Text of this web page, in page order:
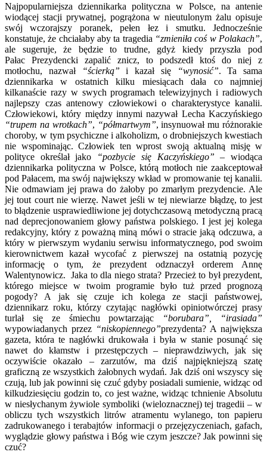
Najpopularniejsza dziennikarka polityczna w Polsce, na antenie
wiodącej stacji prywatnej, pogrążona w nieutulonym żalu opisuje
swój wczorajszy poranek, pełen łez i smutku. Jednocześnie
konstatuje, że chciałaby aby ta tragedia “zmieniła coś w Polakach”,
ale sugeruje, że będzie to trudne, gdyż kiedy przyszła pod
Pałac Prezydencki zapalić znicz, to podszedł ktoś do niej z
motłochu, nazwał
“ścierką” i kazał się “wynosić”. Ta sama
dziennikarka w ostatnich kilku miesiącach dała co najmniej
kilkanaście razy w swych programach telewizyjnych i radiowych
najlepszy czas antenowy człowiekowi o charakterystyce kanalii.
Człowiekowi, który między innymi nazywał Lecha Kaczyńskiego
“trupem na wrotkach”, “półmartwym”, insynuował mu różnorakie
choroby, w tym psychiczne i alkoholizm, o drobniejszych kwestiach
nie wspominając. Człowiek ten wprost swoją aktualną misję w
polityce określał jako
“pozbycie się Kaczyńskiego” – wiodąca
dziennikarka polityczna w Polsce, którą motłoch nie zaakceptował
pod Pałacem, ma swój największy wkład w promowanie tej kanalii.
Nie odmawiam jej prawa do żałoby po zmarłym prezydencie. Ale
jej tout court nie wierzę. Nawet jeśli w tej niewiarze błądzę, to jest
to błądzenie usprawiedliwione jej dotychczasową metodyczną pracą
nad deprecjonowaniem głowy państwa polskiego. I jest jej kolega
redakcyjny, który z poważną miną mówi o stracie jaką odczuwa, a
który w pierwszym wydaniu serwisu informatycznego, pod swoim
kierownictwem kazał wycofać z pierwszej na ostatnią pozycję
informację o tym, że prezydent odznaczył orderem Annę
Walentynowicz. Jaka to dla niego strata? Przecież to był prezydent,
którego miejsce w twoim programie było tuż przed prognozą
pogody? A jak się czuje ich kolega ze stacji państwowej,
dziennikarz roku, którzy czytając nagłówki opiniotwórczej prasy
turlał się ze śmiechu powtarzając
“borubara”, “irasiada”
wypowiadanych przez “niskopiennego”prezydenta? A największa
gazeta, która te nagłówki drukowała i była w stanie posunąć się
nawet do kłamstw i przestępczych – nieprawdziwych, jak się
oczywiście okazało – zarzutów, ma dziś najpiękniejszą szatę
graficzną ze wszystkich żałobnych wydań. Jak dziś oni wszyscy się
czują, lub jak powinni się czuć gdyby posiadali sumienie, widząc od
kilkudziesięciu godzin to, co jest ważne, widząc tchnienie Absolutu
w niesłychanym żywiole symboliki (wieloznacznej) tej tragedii – w
obliczu tych wszystkich litrów atramentu wylanego, ton papieru
zadrukowanego i terabajtów informacji o przejęzyczeniach, gafach,
wyglądzie głowy państwa i Bóg wie czym jeszcze? Jak powinni się
czuć?